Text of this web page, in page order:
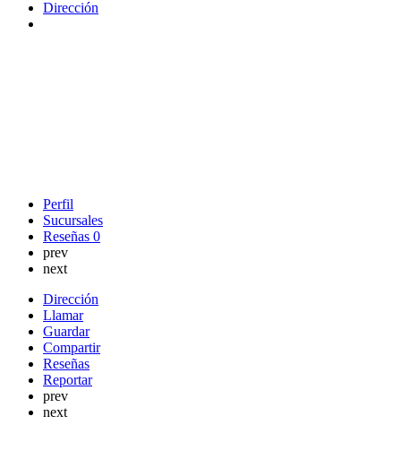
Dirección
Perfil
Sucursales
Reseñas 0
prev
next
Dirección
Llamar
Guardar
Compartir
Reseñas
Reportar
prev
next